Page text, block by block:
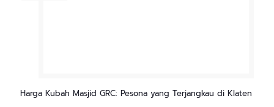
Harga Kubah Masjid GRC: Pesona yang Terjangkau di Klaten